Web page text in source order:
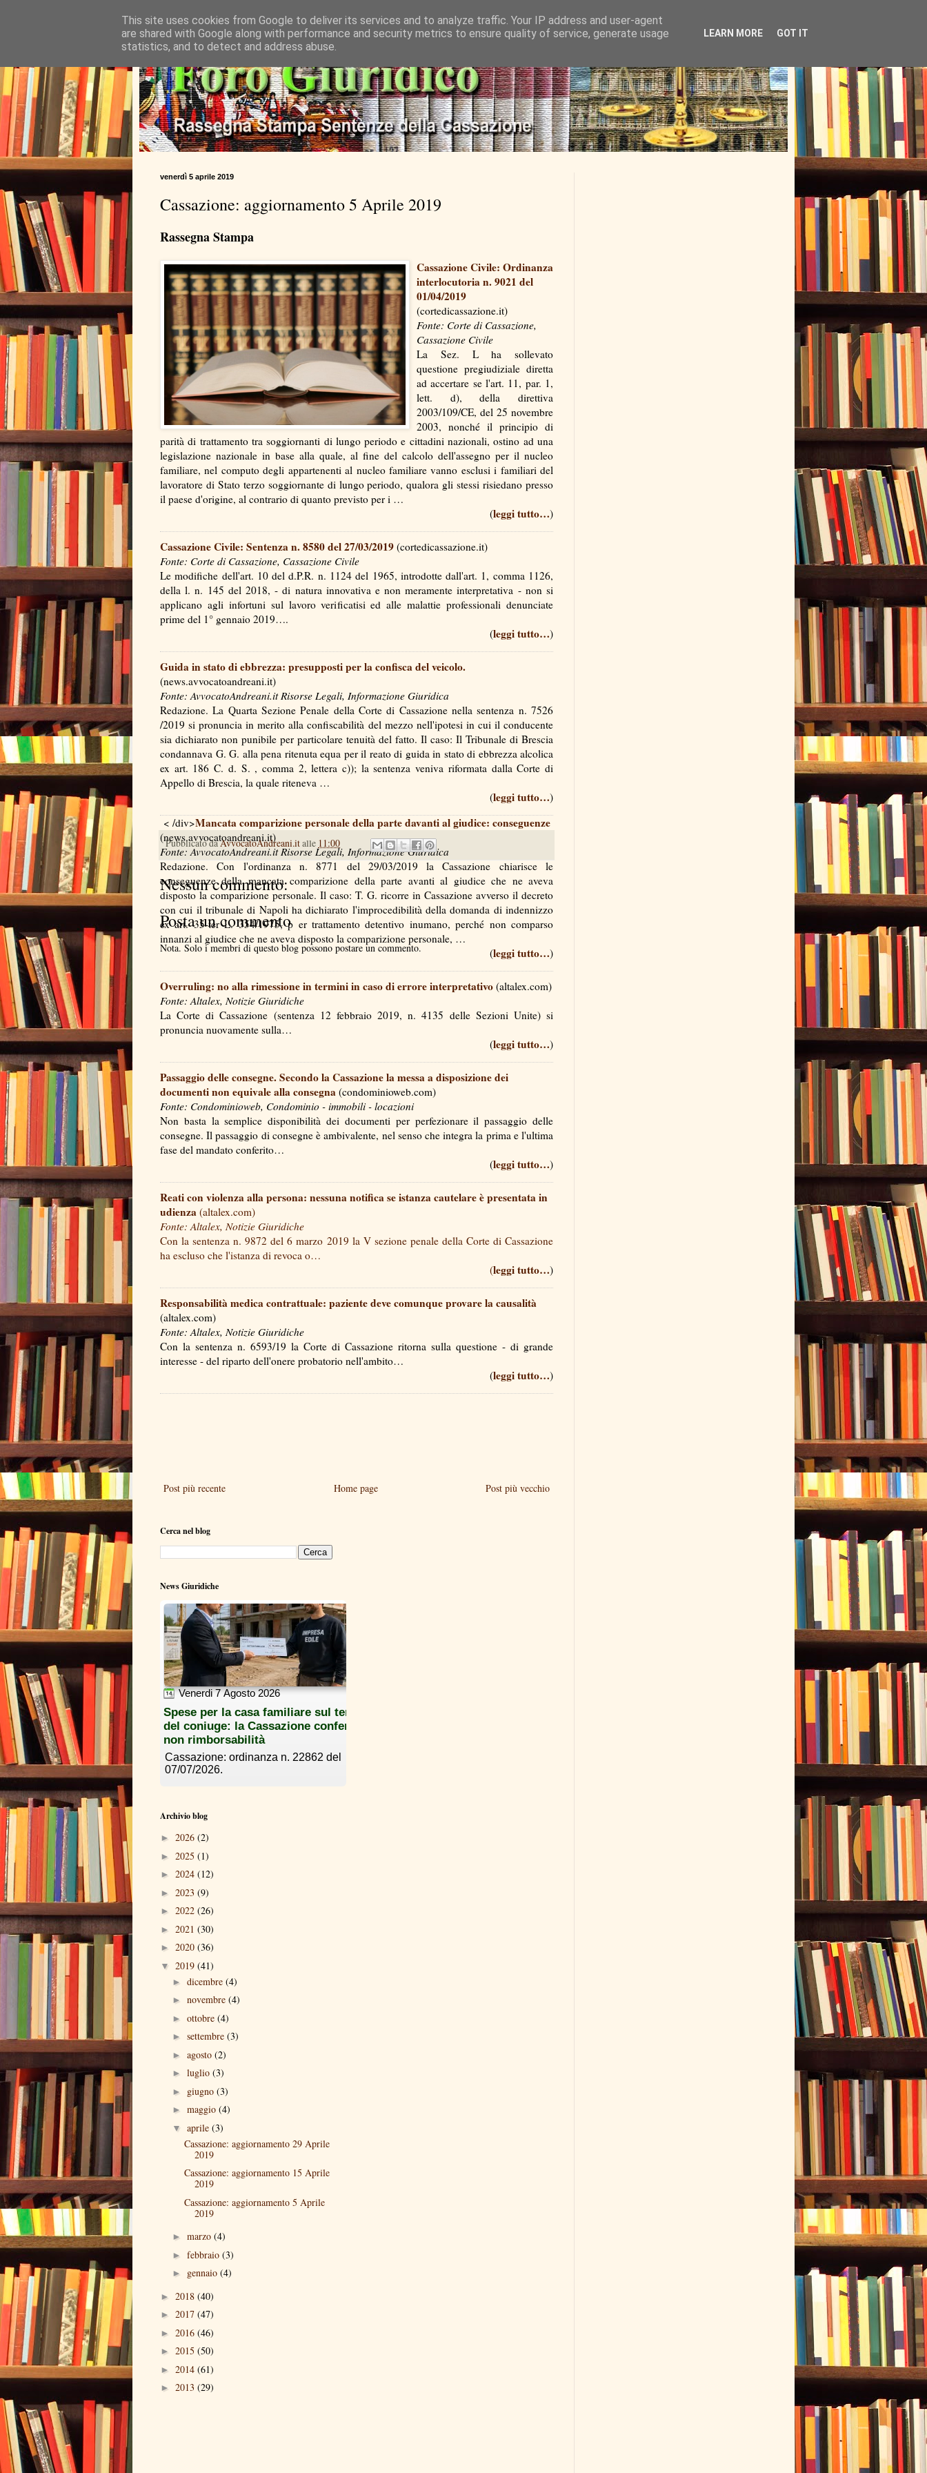
venerdì 5 aprile 2019
Cassazione: aggiornamento 5 Aprile 2019
Rassegna Stampa
Cassazione Civile: Ordinanza
interlocutoria n. 9021 del
01/04/2019
(cortedicassazione.it)
Fonte: Corte di Cassazione,
Cassazione Civile
La Sez. L ha sollevato
questione pregiudiziale diretta
ad accertare se l'art. 11, par. 1,
lett. d), della direttiva
2003/109/CE, del 25 novembre
2003, nonché il principio di
parità di trattamento tra soggiornanti di lungo periodo e cittadini nazionali, ostino ad una
legislazione nazionale in base alla quale, al fine del calcolo dell'assegno per il nucleo
familiare, nel computo degli appartenenti al nucleo familiare vanno esclusi i familiari del
lavoratore di Stato terzo soggiornante di lungo periodo, qualora gli stessi risiedano presso
il paese d'origine, al contrario di quanto previsto per i …
(leggi tutto…)
Cassazione Civile: Sentenza n. 8580 del 27/03/2019 (cortedicassazione.it)
Fonte: Corte di Cassazione, Cassazione Civile
Le modifiche dell'art. 10 del d.P.R. n. 1124 del 1965, introdotte dall'art. 1, comma 1126,
della l. n. 145 del 2018, - di natura innovativa e non meramente interpretativa - non si
applicano agli infortuni sul lavoro verificatisi ed alle malattie professionali denunciate
prime del 1° gennaio 2019….
(leggi tutto…)
Guida in stato di ebbrezza: presupposti per la confisca del veicolo.
(news.avvocatoandreani.it)
Fonte: AvvocatoAndreani.it Risorse Legali, Informazione Giuridica
Redazione. La Quarta Sezione Penale della Corte di Cassazione nella sentenza n. 7526
/2019 si pronuncia in merito alla confiscabilità del mezzo nell'ipotesi in cui il conducente
sia dichiarato non punibile per particolare tenuità del fatto. Il caso: Il Tribunale di Brescia
condannava G. G. alla pena ritenuta equa per il reato di guida in stato di ebbrezza alcolica
ex art. 186 C. d. S. , comma 2, lettera c)); la sentenza veniva riformata dalla Corte di
Appello di Brescia, la quale riteneva …
(leggi tutto…)
< /div>Mancata comparizione personale della parte davanti al giudice: conseguenze
(news.avvocatoandreani.it)
Fonte: AvvocatoAndreani.it Risorse Legali, Informazione Giuridica
Redazione. Con l'ordinanza n. 8771 del 29/03/2019 la Cassazione chiarisce le
conseguenze della mancata comparizione della parte avanti al giudice che ne aveva
disposto la comparizione personale. Il caso: T. G. ricorre in Cassazione avverso il decreto
con cui il tribunale di Napoli ha dichiarato l'improcedibilità della domanda di indennizzo
ex art. 35-ter L. 354/1975, p er trattamento detentivo inumano, perché non comparso
innanzi al giudice che ne aveva disposto la comparizione personale, …
(leggi tutto…)
Overruling: no alla rimessione in termini in caso di errore interpretativo (altalex.com)
Fonte: Altalex, Notizie Giuridiche
La Corte di Cassazione (sentenza 12 febbraio 2019, n. 4135 delle Sezioni Unite) si
pronuncia nuovamente sulla…
(leggi tutto…)
Passaggio delle consegne. Secondo la Cassazione la messa a disposizione dei
documenti non equivale alla consegna (condominioweb.com)
Fonte: Condominioweb, Condominio - immobili - locazioni
Non basta la semplice disponibilità dei documenti per perfezionare il passaggio delle
consegne. Il passaggio di consegne è ambivalente, nel senso che integra la prima e l'ultima
fase del mandato conferito…
(leggi tutto…)
Reati con violenza alla persona: nessuna notifica se istanza cautelare è presentata in
udienza (altalex.com)
Fonte: Altalex, Notizie Giuridiche
Con la sentenza n. 9872 del 6 marzo 2019 la V sezione penale della Corte di Cassazione
ha escluso che l'istanza di revoca o…
(leggi tutto…)
Responsabilità medica contrattuale: paziente deve comunque provare la causalità
(altalex.com)
Fonte: Altalex, Notizie Giuridiche
Con la sentenza n. 6593/19 la Corte di Cassazione ritorna sulla questione - di grande
interesse - del riparto dell'onere probatorio nell'ambito…
(leggi tutto…)
Pubblicato daAvvocatoAndreani.italle 11:00
Nessun commento:
Posta un commento
Nota. Solo i membri di questo blog possono postare un commento.
Post più recente Post più vecchio
Home page
Cerca nel blog
News Giuridiche
Archivio blog
► 2026 (2)
► 2025 (1)
► 2024 (12)
► 2023 (9)
► 2022 (26)
► 2021 (30)
► 2020 (36)
▼ 2019 (41)
► dicembre (4)
► novembre (4)
► ottobre (4)
► settembre (3)
► agosto (2)
► luglio (3)
► giugno (3)
► maggio (4)
▼ aprile (3)
Cassazione: aggiornamento 29 Aprile
2019
Cassazione: aggiornamento 15 Aprile
2019
Cassazione: aggiornamento 5 Aprile
2019
► marzo (4)
► febbraio (3)
► gennaio (4)
► 2018 (40)
► 2017 (47)
► 2016 (46)
► 2015 (50)
► 2014 (61)
► 2013 (29)
This site uses cookies from Google to deliver its services and to analyze traffic. Your IP address and user-agent
are shared with Google along with performance and security metrics to ensure quality of service, generate usage
statistics, and to detect and address abuse.
LEARN MORE GOT IT